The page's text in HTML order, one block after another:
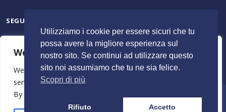
We value your privacy
We use cookies to enhance your browsing experience,
serve personalised ads or content, and analyse our traffic.
By clicking "Accept All", you consent to our use of cookies.
SEGUICI SU
© 2023 ItalyShoppers - P.I 02720720602 | Credit byMimosaBlu
Utilizziamo i cookie per essere sicuri che tu
possa avere la migliore esperienza sul
nostro sito. Se continui ad utilizzare questo
sito noi assumiamo che tu ne sia felice.
Scopri di più
Rifiuto Accetto